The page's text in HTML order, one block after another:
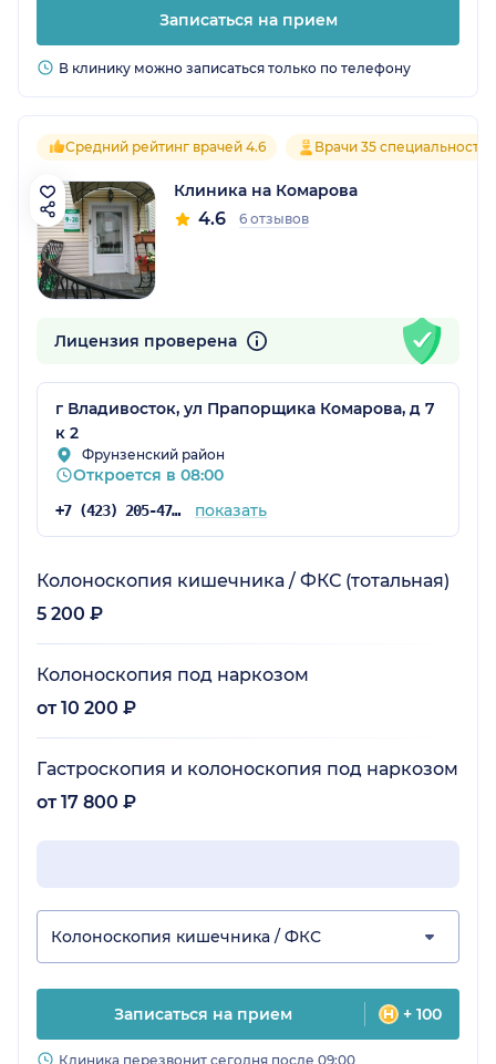
Записаться на прием
В клинику можно записаться только по телефону
Средний рейтинг врачей 4.6 Врачи 35 специальностей
Клиника на Комарова
4.6 6 отзывов
Лицензия проверена
г Владивосток, ул Прапорщика Комарова, д 7
к 2
Фрунзенский район
Откроется в 08:00
+7 (423) 205-47-53 показать
Колоноскопия кишечника / ФКС (тотальная)
5 200 ₽
Колоноскопия под наркозом
от 10 200 ₽
Гастроскопия и колоноскопия под наркозом
от 17 800 ₽
Колоноскопия кишечника / ФКС
Записаться на прием + 100
Клиника перезвонит сегодня после 09:00